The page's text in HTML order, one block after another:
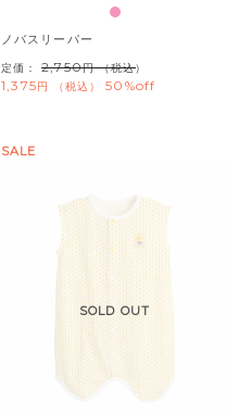
ノバスリーパー
定価： 2,750 （税込）
1,375 税込 50%off
SOLD OUT
SALE